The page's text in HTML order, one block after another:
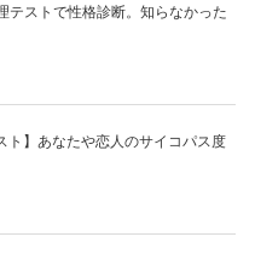
テストで性格診断。知らなかった
ト】あなたや恋人のサイコパス度